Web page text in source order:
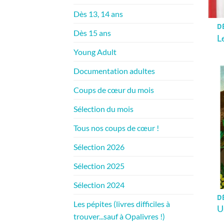
Dès 13, 14 ans
Dès 15 ans
Young Adult
Documentation adultes
Coups de cœur du mois
Sélection du mois
Tous nos coups de cœur !
Sélection 2026
Sélection 2025
Sélection 2024
Les pépites (livres difficiles à
trouver...sauf à Opalivres !)